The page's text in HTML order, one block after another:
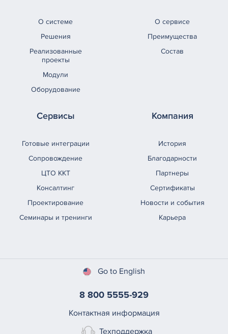
О системе
Решения
Реализованные
проекты
Модули
Оборудование
О сервисе
Преимущества
Состав
Сервисы
Готовые интеграции
Сопровождение
ЦТО ККТ
Консалтинг
Проектирование
Семинары и тренинги
Компания
История
Благодарности
Партнеры
Сертификаты
Новости и события
Карьера
Go to English
8 800 5555-929
Контактная информация
Техподдержка